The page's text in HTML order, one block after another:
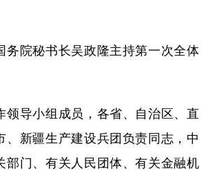
院秘书长吴政隆主持第一次全体
导小组成员，各省、自治区、直
、新疆生产建设兵团负责同志，中
部门、有关人民团体、有关金融机